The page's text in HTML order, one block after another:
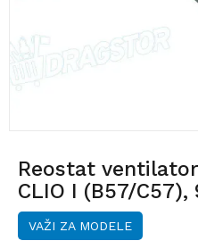
Reostat
CLIO I (B57/
(B0/1/2), 98-12;
98-08;
VAŽI ZA MODELE